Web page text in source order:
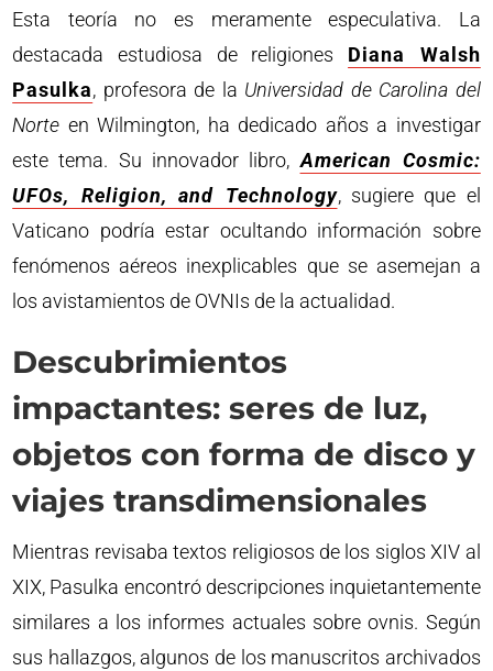
Esta teoría no es meramente especulativa. La
destacada estudiosa de religiones Diana Walsh
Pasulka, profesora de la Universidad de Carolina del
Norte en Wilmington, ha dedicado años a investigar
este tema. Su innovador libro,American Cosmic:
UFOs, Religion, and Technology, sugiere que el
Vaticano podría estar ocultando información sobre
fenómenos aéreos inexplicables que se asemejan a
los avistamientos de OVNIs de la actualidad.
Descubrimientos
impactantes: seres de luz,
objetos con forma de disco y
viajes transdimensionales
Mientras revisaba textos religiosos de los siglos XIV al
XIX, Pasulka encontró descripciones inquietantemente
similares a los informes actuales sobre ovnis. Según
sus hallazgos, algunos de los manuscritos archivados